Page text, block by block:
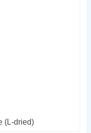
(L-dried)